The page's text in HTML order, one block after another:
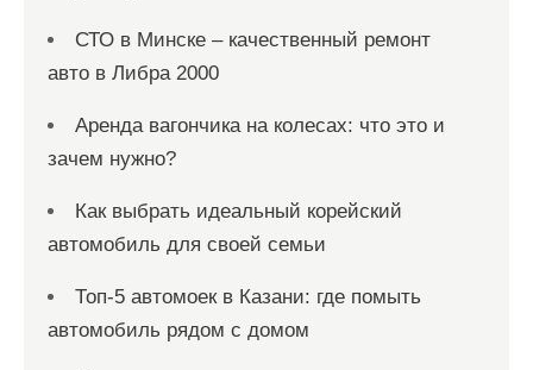
СТО в Минске – качественный ремонт
авто в Либра 2000
Аренда вагончика на колесах: что это и
зачем нужно?
Как выбрать идеальный корейский
автомобиль для своей семьи
Топ-5 автомоек в Казани: где помыть
автомобиль рядом с домом